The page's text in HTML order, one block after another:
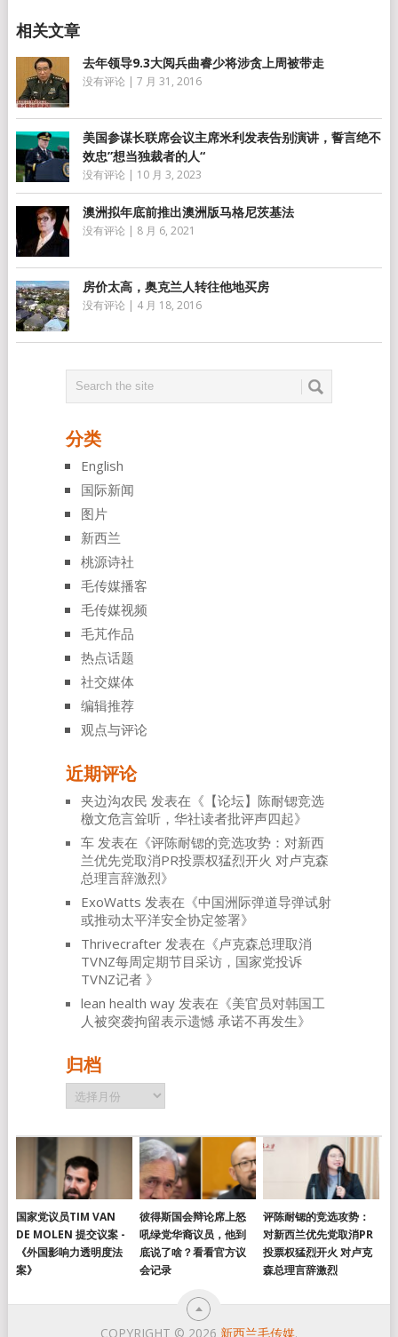
去年领导9.3大阅兵曲睿少将涉贪上周被带走
没有评论 | 7 月 31, 2016
美国参谋长联席会议主席米利发表告别演讲，誓言绝不
效忠”想当独裁者的人“
没有评论 | 10 月 3, 2023
澳洲拟年底前推出澳洲版马格尼茨基法
没有评论 | 8 月 6, 2021
房价太高，奥克兰人转往他地买房
没有评论 | 4 月 18, 2016
分类
English
国际新闻
图片
新西兰
桃源诗社
毛传媒播客
毛传媒视频
毛芃作品
热点话题
社交媒体
编辑推荐
观点与评论
近期评论
夹边沟农民 发表在《 【论坛】陈耐锶竞选
檄文危言耸听，华社读者批评声四起》
车发表在《评陈耐锶的竞选攻势：对新西
兰优先党取消PR投票权猛烈开火 对卢克森
总理言辞激烈》
ExoWatts 发表在《中国洲际弹道导弹试射
或推动太平洋安全协定签署》
Thrivecrafter发表在《卢克森总理取消
TVNZ每周定期节目采访，国家党投诉
TVNZ记者 》
lean health way发表在《美官员对韩国工
人被突袭拘留表示遗憾 承诺不再发生》
归档
归
档
国家党议员TIM VAN
DE MOLEN 提交议案 -
《外国影响力透明度法
案》
彼得斯国会辩论席上怒
吼绿党华裔议员，他到
底说了啥？看看官方议
会记录
评陈耐锶的竞选攻势：
对新西兰优先党取消PR
投票权猛烈开火 对卢克
森总理言辞激烈
COPYRIGHT © 2026 新西兰毛传媒.